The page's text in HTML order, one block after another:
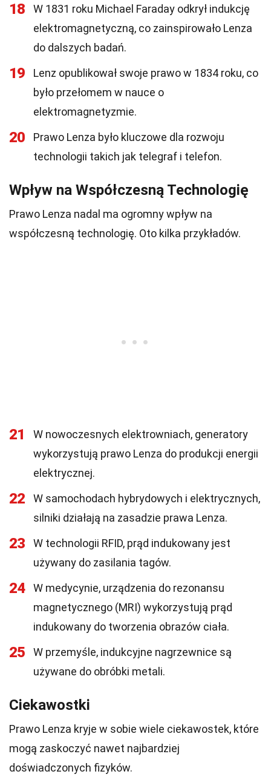
18
W 1831 roku Michael Faraday odkrył indukcję
elektromagnetyczną, co zainspirowało Lenza
do dalszych badań.
19
Lenz opublikował swoje prawo w 1834 roku, co
było przełomem w nauce o
elektromagnetyzmie.
20
Prawo Lenza było kluczowe dla rozwoju
technologii takich jak telegraf i telefon.
Wpływ na Współczesną Technologię
Prawo Lenza nadal ma ogromny wpływ na
współczesną technologię. Oto kilka przykładów.
21
W nowoczesnych elektrowniach, generatory
wykorzystują prawo Lenza do produkcji energii
elektrycznej.
22
W samochodach hybrydowych i elektrycznych,
silniki działają na zasadzie prawa Lenza.
23
W technologii RFID, prąd indukowany jest
używany do zasilania tagów.
24
W medycynie, urządzenia do rezonansu
magnetycznego (MRI) wykorzystują prąd
indukowany do tworzenia obrazów ciała.
25
W przemyśle, indukcyjne nagrzewnice są
używane do obróbki metali.
Ciekawostki
Prawo Lenza kryje w sobie wiele ciekawostek, które
mogą zaskoczyć nawet najbardziej
doświadczonych fizyków.